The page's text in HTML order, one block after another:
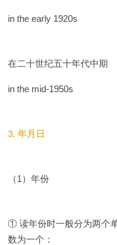
in the early 1920s
在二十世纪五十年代中期
in the mid-1950s
3. 年月日
（1）年份
① 读年份时一般分为两个
数为一个：